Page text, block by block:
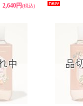
2,640円(税込)